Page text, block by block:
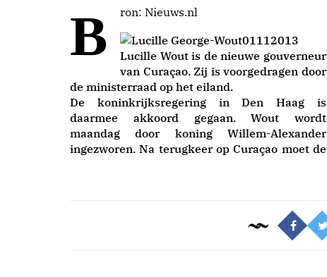
Bron: Nieuws.nl
Lucille Wout is de nieuwe gouverneur
van Curaçao. Zij is voorgedragen door
de ministerraad op het eiland.
De koninkrijksregering in Den Haag is
daarmee akkoord gegaan. Wout wordt
maandag door koning Willem-Alexander
ingezworen. Na terugkeer op Curaçao moet de